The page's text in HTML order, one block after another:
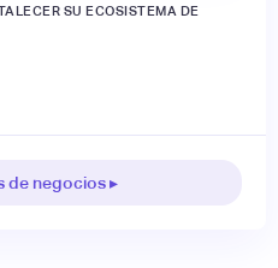
SU ECOSISTEMA DE
de negocios ▸